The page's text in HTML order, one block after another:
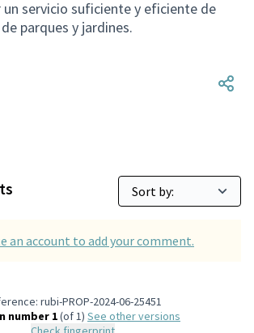
servicio suficiente y eficiente de
parques y jardines.
an account to add your comment.
rubi-PROP-2024-06-25451
number 1(of 1)
see other versions